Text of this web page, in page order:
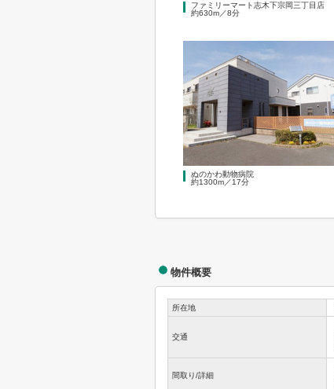
ファミリーマート志木下宗岡三丁目店
約630m／8分
ぬのかわ動物病院
約1300m／17分
物件概要
所在地
交通
間取り/詳細